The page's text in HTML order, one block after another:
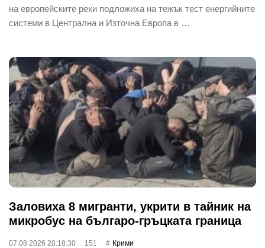
на европейските реки подложиха на тежък тест енергийните
системи в Централна и Източна Европа в …
Заловиха 8 мигранти, укрити в тайник на
микробус на българо-гръцката граница
07.08.2026 20:18:30 151 Крими